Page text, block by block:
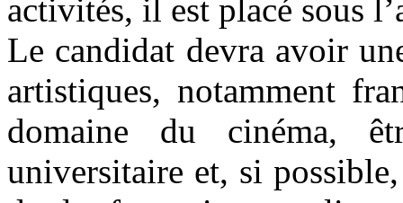
activités, il est placé sous
Le candidat devra avoir
artistiques, notamment
domaine du cinéma,
universitaire et, si